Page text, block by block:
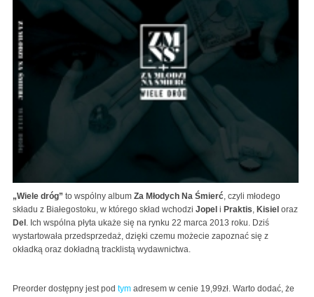
„Wiele dróg” to wspólny album Za Młodych Na Śmierć, czyli młodego
składu z Białegostoku, w którego skład wchodzi Jopel i Praktis, Kisiel oraz
Del . Ich wspólna płyta ukaże się na rynku 22 marca 2013 roku. Dziś
wystartowała przedsprzedaż, dzięki czemu możecie zapoznać się z
okładką oraz dokładną tracklistą wydawnictwa.
Preorder dostępny jest pod tym adresem w cenie 19,99zł. Warto dodać, że